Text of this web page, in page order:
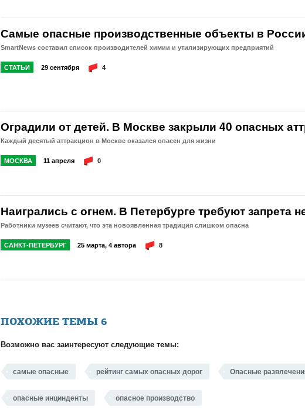
Самые опасные производственные объекты в
SmartNews составил список производителей химии и утилизирующих предприятий
СТАТЬИ 29 сентября 4
Оградили от детей. В Москве закрыли 40 опасных
Каждый десятый аттракцион в Москве оказался опасен для жизни
МОСКВА 11 апреля 0
Наигрались с огнем. В Петербурге требуют запрета
Работники музеев считают, что эта новоявленная традиция слишком опасна
САНКТ-ПЕТЕРБУРГ 25 марта, 4 автора 8
ПОХОЖИЕ ТЕМЫ 6
Возможно вас заинтересуют следующие темы:
самые опасные рейтинг самых опасных дорог Опасные
опасные инцинденты опасное производство